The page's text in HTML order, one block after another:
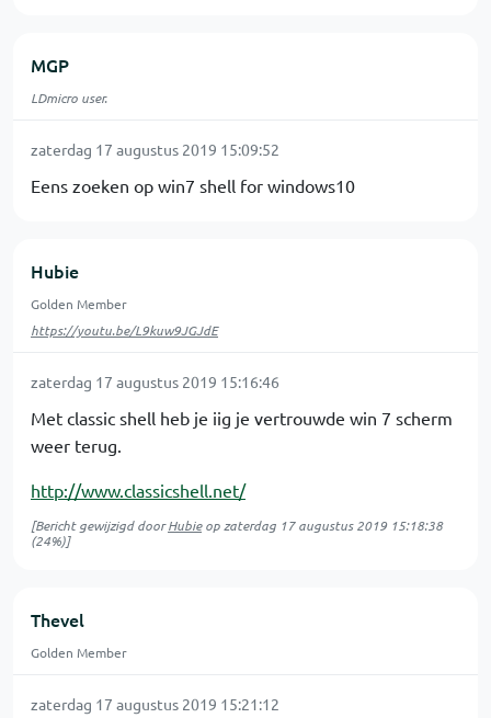
MGP
LDmicro user.
zaterdag 17 augustus 2019 15:09:52
Eens zoeken op win7 shell for windows10
Hubie
Golden Member
https://youtu.be/L9kuw9JGJdE
zaterdag 17 augustus 2019 15:16:46
Met classic shell heb je iig je vertrouwde win 7 scherm
weer terug.
http://www.classicshell.net/
[Bericht gewijzigd doorHubieop zaterdag 17 augustus 2019 15:18:38
(24%)]
Thevel
Golden Member
zaterdag 17 augustus 2019 15:21:12